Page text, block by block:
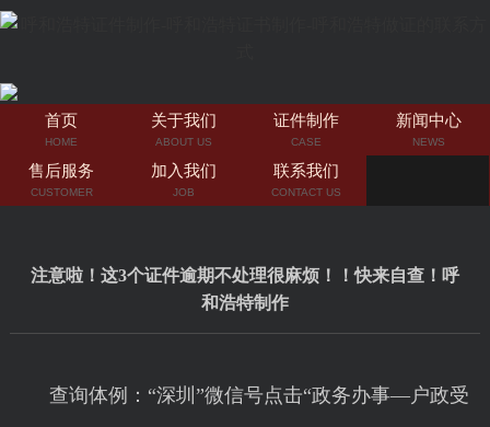
首页
HOME
关于我们
ABOUT US
证件制作
CASE
新闻中心
NEWS
售后服务
CUSTOMER
加入我们
JOB
联系我们
CONTACT US
注意啦！这3个证件逾期不处理很麻烦！！快来自查！呼
和浩特制作
查询体例：“深圳”微信号点击“政务办事—户政受